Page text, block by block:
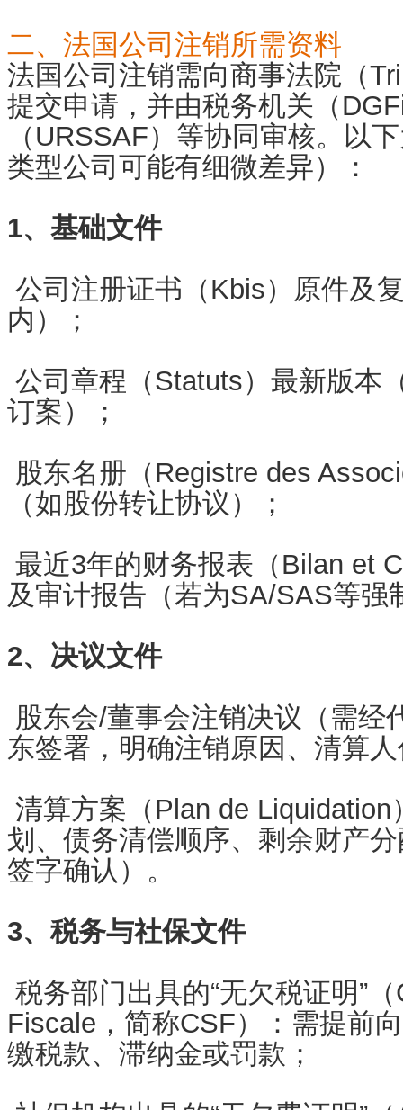
二、法国公司注销所需资料
法国公司注销需向商事法院（
提交申请，并由税务机关（
（URSSAF）等协同审核。以
类型公司可能有细微差异）：
1、基础文件
公司注册证书（Kbis）原件及
内）；
公司章程（Statuts）最新版本
订案）；
股东名册（Registre des
（如股份转让协议）；
最近3年的财务报表（Bilan et
及审计报告（若为SA/SAS等
2、决议文件
股东会/董事会注销决议（需经
东签署，明确注销原因、清算
清算方案（Plan de
划、债务清偿顺序、剩余财产
签字确认）。
3、税务与社保文件
税务部门出具的“无欠税证明”
Fiscale，简称CSF）：需提前
缴税款、滞纳金或罚款；